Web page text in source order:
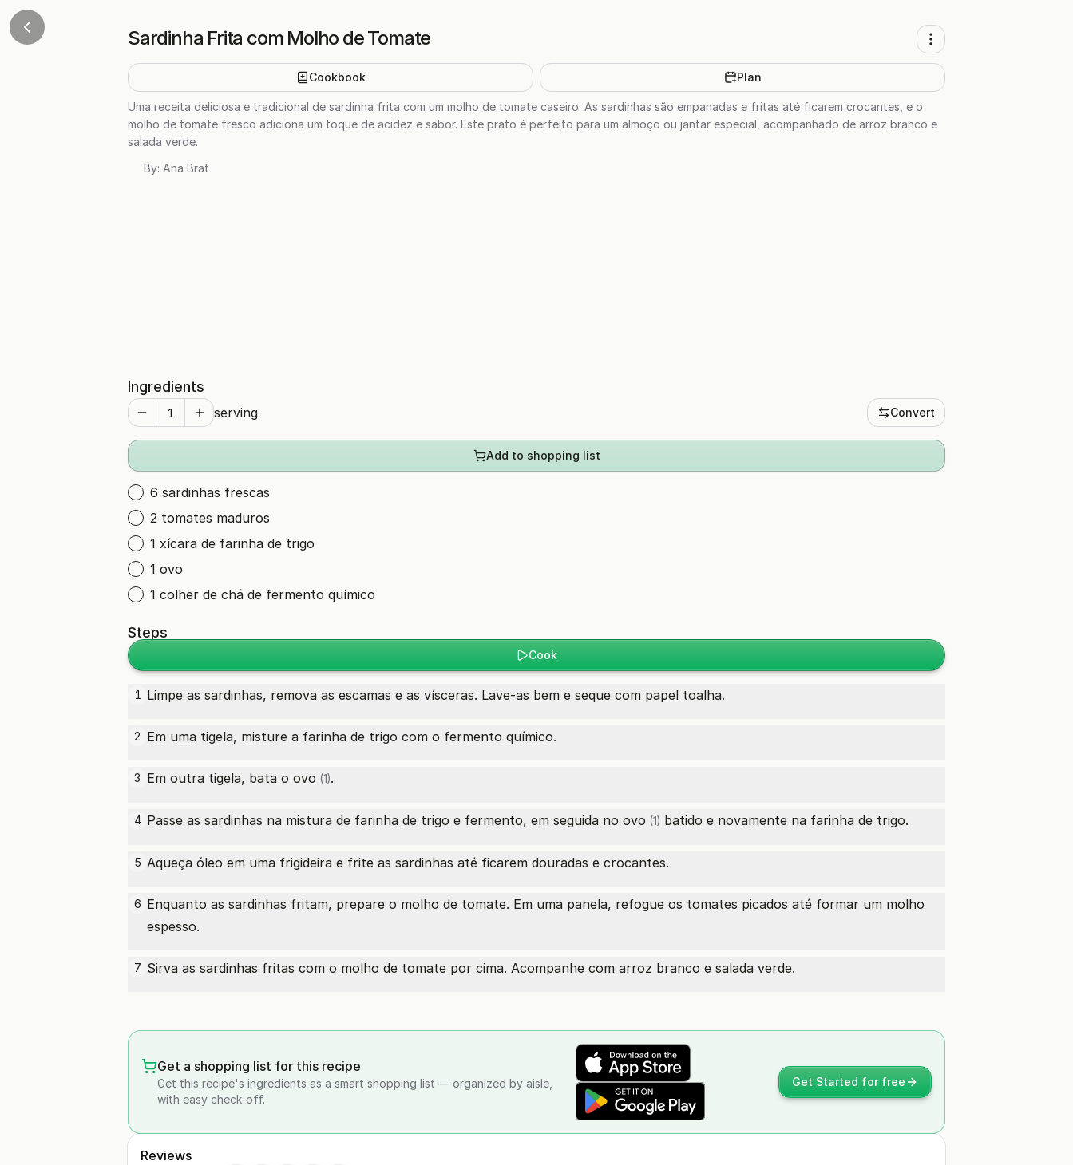
Sardinha Frita com Molho de Tomate
Cookbook Plan
Uma receita deliciosa e tradicional de sardinha frita com um molho de tomate caseiro. As sardinhas são empanadas e fritas até ficarem crocantes, e o
molho de tomate fresco adiciona um toque de acidez e sabor. Este prato é perfeito para um almoço ou jantar especial, acompanhado de arroz branco e
salada verde.
By: Ana Brat
Ingredients
serving Convert
Add to shopping list
6 sardinhas frescas
2 tomates maduros
1 xícara de farinha de trigo
1 ovo
1 colher de chá de fermento químico
Steps
Cook
1 Limpe as sardinhas, remova as escamas e as vísceras. Lave-as bem e seque com papel toalha.
2 Em uma tigela, misture a farinha de trigo com o fermento químico.
3 Em outra tigela, bata o ovo (1).
4 Passe as sardinhas na mistura de farinha de trigo e fermento, em seguida no ovo (1) batido e novamente na farinha de trigo.
5 Aqueça óleo em uma frigideira e frite as sardinhas até ficarem douradas e crocantes.
6 Enquanto as sardinhas fritam, prepare o molho de tomate. Em uma panela, refogue os tomates picados até formar um molho
espesso.
7 Sirva as sardinhas fritas com o molho de tomate por cima. Acompanhe com arroz branco e salada verde.
Get a shopping list for this recipe
Get this recipe's ingredients as a smart shopping list — organized by aisle,
with easy check-off.
Get Started for free
Reviews